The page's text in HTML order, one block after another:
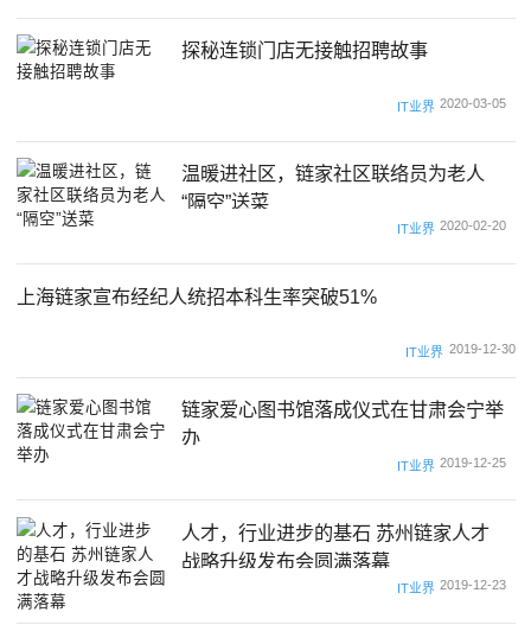
探秘连锁门店无接触招聘故事
IT业界 2020-03-05
温暖进社区，链家社区联络员为老人
“隔空”送菜
IT业界 2020-02-20
上海链家宣布经纪人统招本科生率突破51%
IT业界 2019-12-30
链家爱心图书馆落成仪式在甘肃会宁举
办
IT业界 2019-12-25
人才，行业进步的基石 苏州链家人才
战略升级发布会圆满落幕
IT业界 2019-12-23